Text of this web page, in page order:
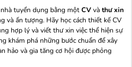
tuyển dụng bằng một CV và thư xin
và ấn tượng. Hãy học cách thiết kế CV
hợp lý và viết thư xin việc thể hiện sự
khám phá những bước chuẩn để xây
hảo và gia tăng cơ hội được phỏng